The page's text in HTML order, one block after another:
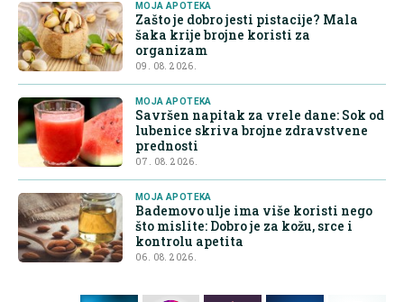
MOJA APOTEKA
Zašto je dobro jesti pistacije? Mala
šaka krije brojne koristi za
organizam
09. 08. 2026.
MOJA APOTEKA
Savršen napitak za vrele dane: Sok od
lubenice skriva brojne zdravstvene
prednosti
07. 08. 2026.
MOJA APOTEKA
Bademovo ulje ima više koristi nego
što mislite: Dobro je za kožu, srce i
kontrolu apetita
06. 08. 2026.